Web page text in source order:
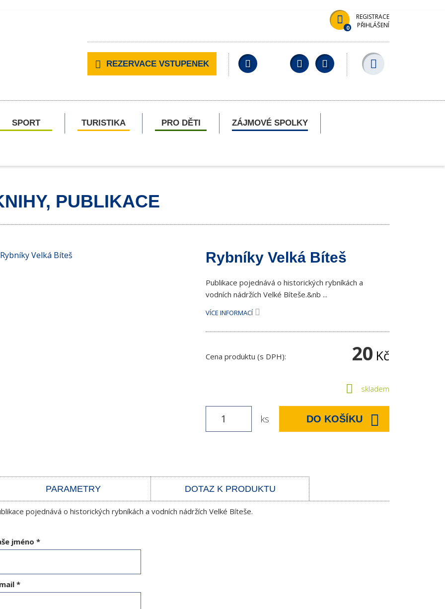
0
REGISTRACE
PŘIHLÁŠENÍ
REZERVACE VSTUPENEK Facebook YouTubeWikipedia
SPORT TURISTIKA PRO DĚTI ZÁJMOVÉ SPOLKY
PUBLIKACE
Rybníky Velká Bíteš
Publikace pojednává o historických rybníkách a
vodních nádržích Velké Bíteše.&nb ...
VÍCE INFORMACÍ
Cena produktu (s DPH): 20 Kč
skladem
ks DO KOŠÍKU
PARAMETRY DOTAZ K PRODUKTU
pojednává o historických rybníkách a vodních nádržích Velké Bíteše.
jméno *
*